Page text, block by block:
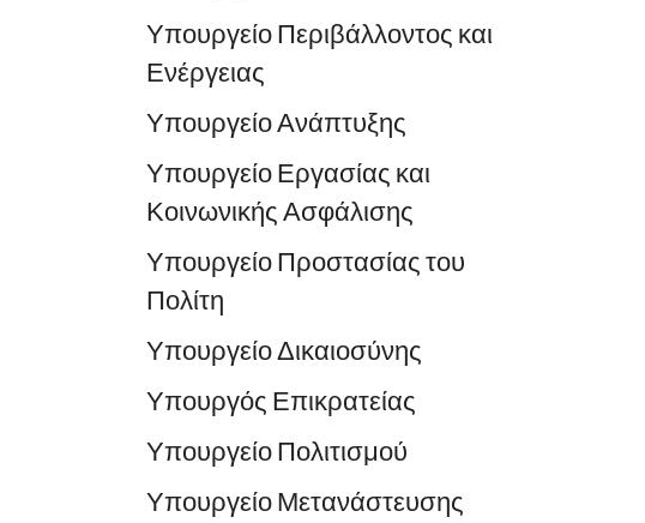
Υπουργείο Περιβάλλοντος και
Ενέργειας
Υπουργείο Ανάπτυξης
Υπουργείο Εργασίας και
Κοινωνικής Ασφάλισης
Υπουργείο Προστασίας του
Πολίτη
Υπουργείο Δικαιοσύνης
Υπουργός Επικρατείας
Υπουργείο Πολιτισμού
Υπουργείο Μετανάστευσης